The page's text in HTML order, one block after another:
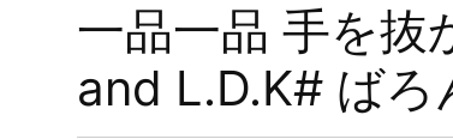
一品一品 手を
and L.D.K# ばろ